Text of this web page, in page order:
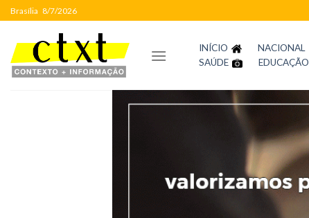
Skip
to
content
Brasília 8/7/2026
INÍCIO NACIONAL
SAÚDE
EDUCAÇÃO